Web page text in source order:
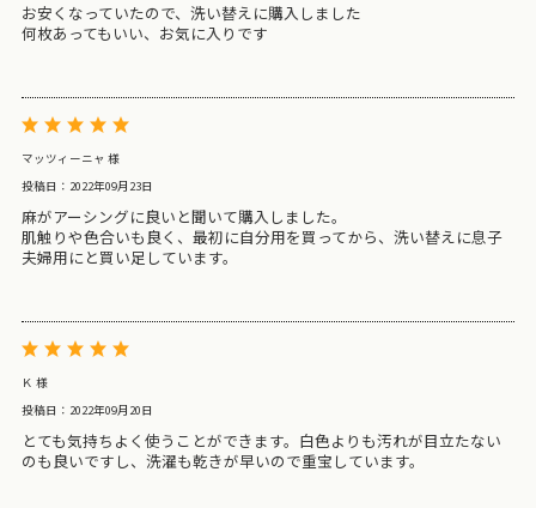
お安くなっていたので、洗い替えに購入しました
何枚あってもいい、お気に入りです
マッツィーニャ 様
投稿日：2022年09月23日
麻がアーシングに良いと聞いて購入しました。
肌触りや色合いも良く、最初に自分用を買ってから、洗い替えに息子
夫婦用にと買い足しています。
Ｋ 様
投稿日：2022年09月20日
とても気持ちよく使うことができます。白色よりも汚れが目立たない
のも良いですし、洗濯も乾きが早いので重宝しています。